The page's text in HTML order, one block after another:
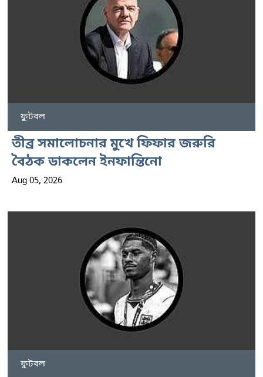
ফুটবল
তীব্র সমালোচনার মুখে ফিফার জরুরি
বৈঠক ডাকলেন ইনফান্তিনো
Aug 05, 2026
ফুটবল